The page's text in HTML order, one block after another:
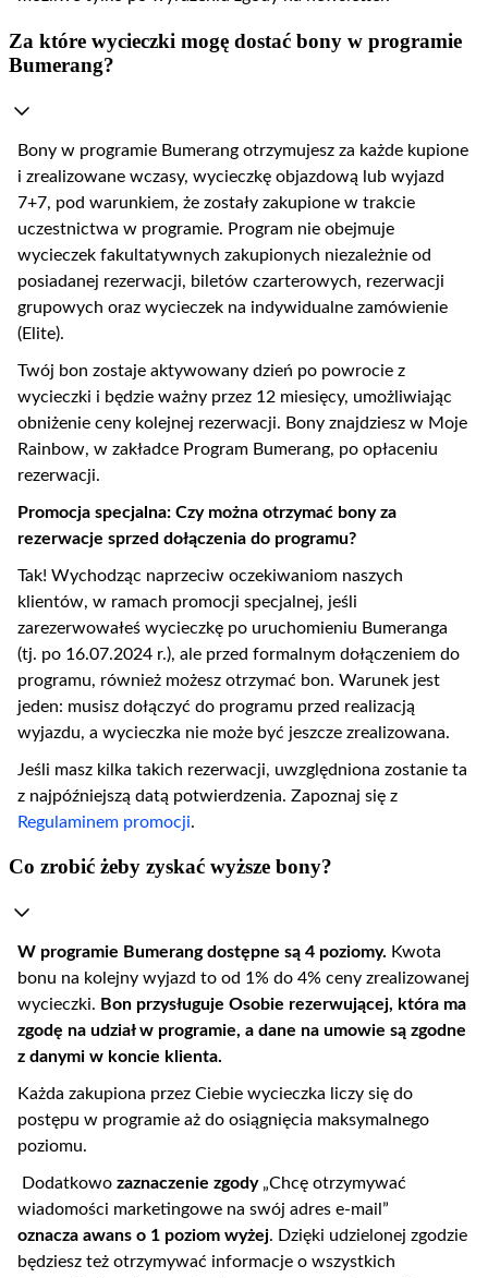
Za które wycieczki mogę dostać bony w programie
Bumerang?
Bony w programie Bumerang otrzymujesz za każde kupione
i zrealizowane wczasy, wycieczkę objazdową lub wyjazd
7+7, pod warunkiem, że zostały zakupione w trakcie
uczestnictwa w programie. Program nie obejmuje
wycieczek fakultatywnych zakupionych niezależnie od
posiadanej rezerwacji, biletów czarterowych, rezerwacji
grupowych oraz wycieczek na indywidualne zamówienie
(Elite).
Twój bon zostaje aktywowany dzień po powrocie z
wycieczki i będzie ważny przez 12 miesięcy, umożliwiając
obniżenie ceny kolejnej rezerwacji. Bony znajdziesz w Moje
Rainbow, w zakładce Program Bumerang, po opłaceniu
rezerwacji.
Promocja specjalna: Czy można otrzymać bony za
rezerwacje sprzed dołączenia do programu?
Tak! Wychodząc naprzeciw oczekiwaniom naszych
klientów, w ramach promocji specjalnej, jeśli
zarezerwowałeś wycieczkę po uruchomieniu Bumeranga
(tj. po 16.07.2024 r.), ale przed formalnym dołączeniem do
programu, również możesz otrzymać bon. Warunek jest
jeden: musisz dołączyć do programu przed realizacją
wyjazdu, a wycieczka nie może być jeszcze zrealizowana.
Jeśli masz kilka takich rezerwacji, uwzględniona zostanie ta
z najpóźniejszą datą potwierdzenia. Zapoznaj się z
Regulaminem promocji.
Co zrobić żeby zyskać wyższe bony?
W programie Bumerang dostępne są 4 poziomy. Kwota
bonu na kolejny wyjazd to od 1% do 4% ceny zrealizowanej
wycieczki. Bon przysługuje Osobie rezerwującej, która ma
zgodę na udział w programie, a dane na umowie są zgodne
z danymi w koncie klienta.
Każda zakupiona przez Ciebie wycieczka liczy się do
postępu w programie aż do osiągnięcia maksymalnego
poziomu.
Dodatkowo zaznaczenie zgody„Chcę otrzymywać
wiadomości marketingowe na swój adres e-mail”
oznacza awans o 1 poziom wyżej. Dzięki udzielonej zgodzie
będziesz też otrzymywać informacje o wszystkich